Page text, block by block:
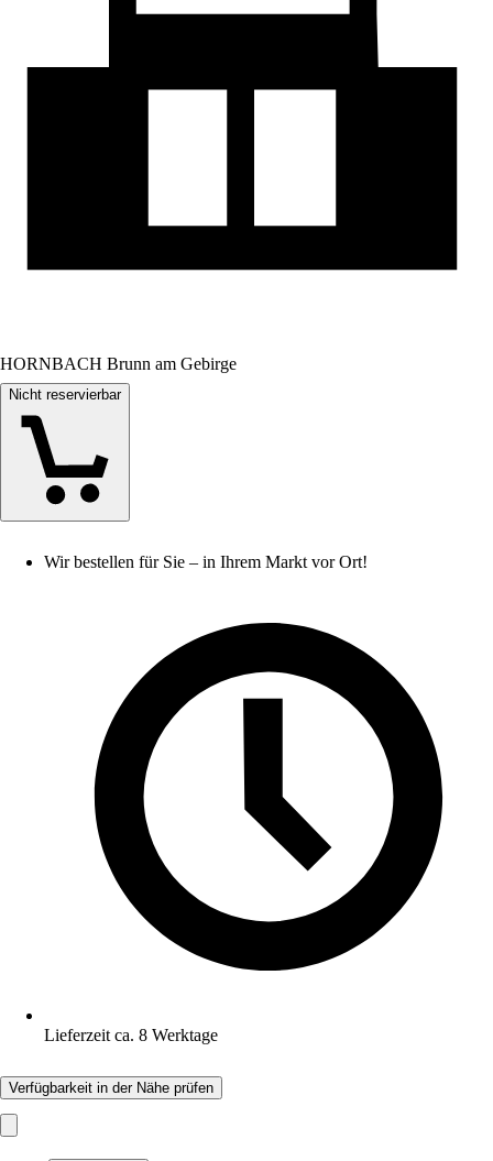
HORNBACH Brunn am Gebirge
Nicht reservierbar
Wir bestellen für Sie – in Ihrem Markt vor Ort!
Lieferzeit ca. 8 Werktage
Verfügbarkeit in der Nähe prüfen